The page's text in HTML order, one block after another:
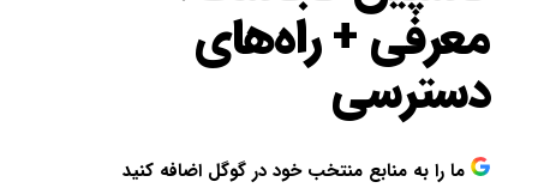
معرفی + راه‌های
دسترسی
ما را به منابع منتخب خود در گوگل اضافه کنید